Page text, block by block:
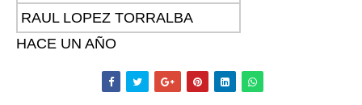
RAUL LOPEZ TORRALBA
HACE UN AÑO